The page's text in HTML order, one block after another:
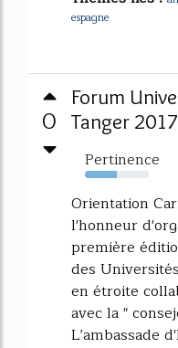
espagne
0
Forum
Tanger
Pertinence
50%
Orientation
l'honneur
première
des
en étroite
avec la "
L’ambassade